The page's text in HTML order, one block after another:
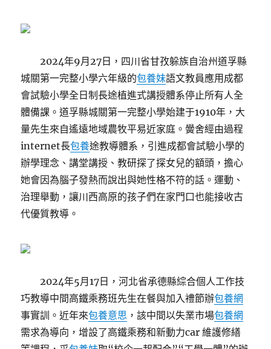
2024年9月27日，四川省甘孜躲族自治州道孚縣
城關第一完整小學六年級的包養妹語文教員應用成都
會試驗小學全日制長途植進式講授體系停止所有人全
體備課。道孚縣城關第一完整小學始建于1910年，大
量先生來自遙遠地域農牧平易近家庭。黌舍經由過程
internet長包養途教導體系，引進成都會試驗小學的
辦學理念、講堂講授、教研探了探女兒的額頭，擔心
她會因為腦子發熱而說出與她性格不符的話。運動、
治理舉動，讓川西高原的孩子們在家門口也能接收古
代優質教導。
2024年5月17日，河北省承德縣綜合個人工作技
巧教導中間高鐵乘務班先生在餐與加入禮節辦包養網
事實訓。近年來包養意思 ，該中間以失業市場包養網
需求為導向，增設了高鐵乘務和新動力car 維護修繕